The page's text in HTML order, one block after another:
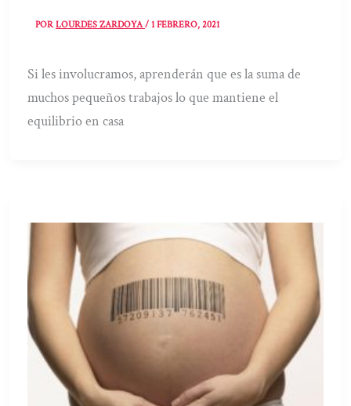
PORLOURDES ZARDOYA/1 FEBRERO, 2021
Si les involucramos, aprenderán que es la suma de
muchos pequeños trabajos lo que mantiene el
equilibrio en casa